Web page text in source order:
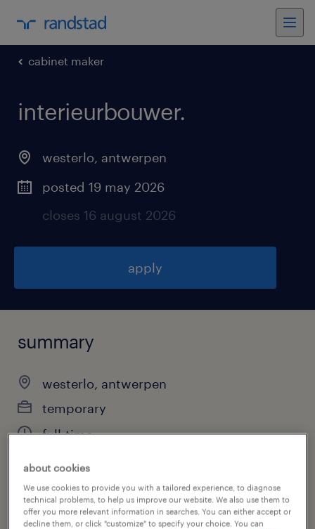
cabinet maker
interieurbouwer.
westerlo, antwerpen
posted 19 may 2026
closes 16 august 2026
apply
summary
westerlo, antwerpen
temporary
full-time
job category
engineering
about cookies
We use cookies to provide you with a tailored experience, to diagnose
technical problems, to help us improve our website. We also use them to
offer you more relevant information in searches. You can either accept or
decline them, or click "customize" to specify your choice. You can